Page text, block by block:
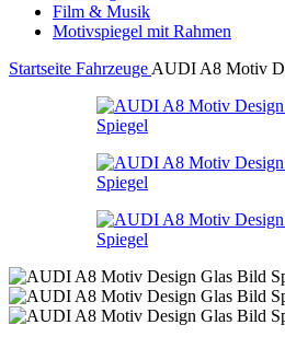
Film & Musik
Motivspiegel mit Rahmen
Startseite Fahrzeuge AUDI A8 Motiv